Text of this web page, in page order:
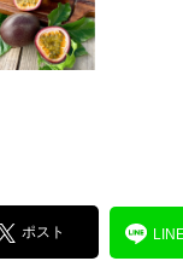
ポスト